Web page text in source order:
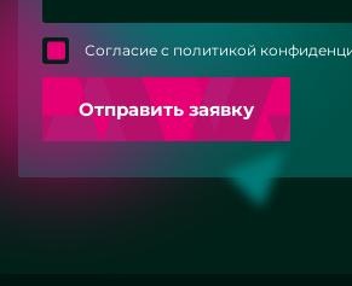
Согласие с политикой
Отправить заявку